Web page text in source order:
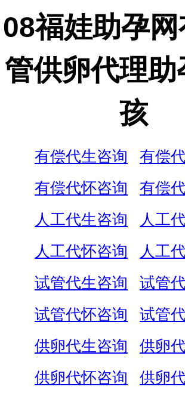
08福娃助孕
管供卵代理助
孩
有偿代生咨询
有偿
有偿代怀咨询
有偿
人工代生咨询
人工
人工代怀咨询
人工
试管代生咨询
试管
试管代怀咨询
试管
供卵代生咨询
供卵
供卵代怀咨询
供卵